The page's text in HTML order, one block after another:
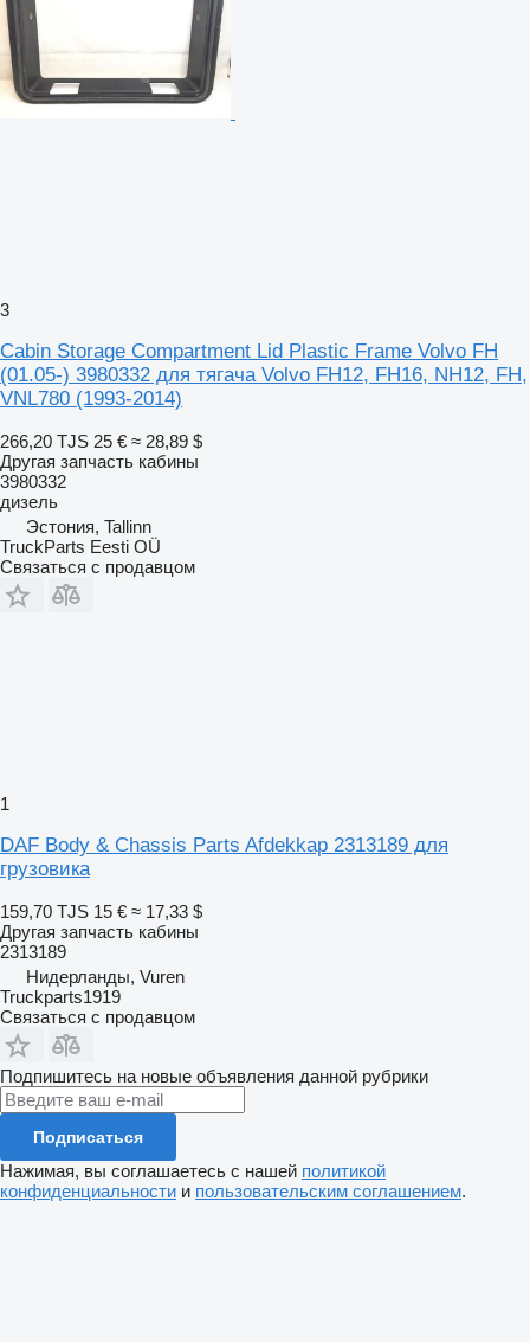
3
Cabin Storage Compartment Lid Plastic Frame Volvo FH
(01.05-) 3980332 для тягача Volvo FH12, FH16, NH12, FH,
VNL780 (1993-2014)
266,20 TJS 25 € ≈ 28,89 $
Другая запчасть кабины
3980332
дизель
Эстония, Tallinn
TruckParts Eesti OÜ
Связаться с продавцом
1
DAF Body & Chassis Parts Afdekkap 2313189 для
грузовика
159,70 TJS 15 € ≈ 17,33 $
Другая запчасть кабины
2313189
Нидерланды, Vuren
Truckparts1919
Связаться с продавцом
Подпишитесь на новые объявления данной рубрики
Подписаться
Нажимая, вы соглашаетесь с нашей политикой
конфиденциальности и пользовательским соглашением.